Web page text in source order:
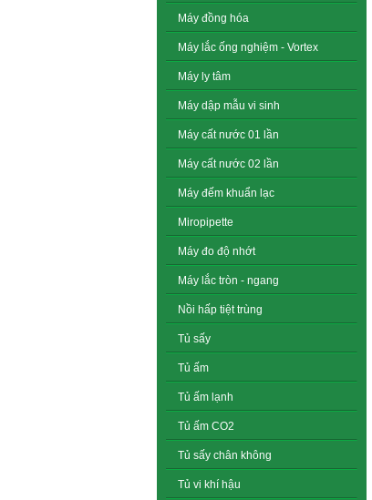
Máy đồng hóa
Máy lắc ống nghiệm - Vortex
Máy ly tâm
Máy dập mẫu vi sinh
Máy cất nước 01 lần
Máy cất nước 02 lần
Máy đếm khuẩn lạc
Miropipette
Máy đo độ nhớt
Máy lắc tròn - ngang
Nồi hấp tiệt trùng
Tủ sấy
Tủ ấm
Tủ ấm lạnh
Tủ ấm CO2
Tủ sấy chân không
Tủ vi khí hậu